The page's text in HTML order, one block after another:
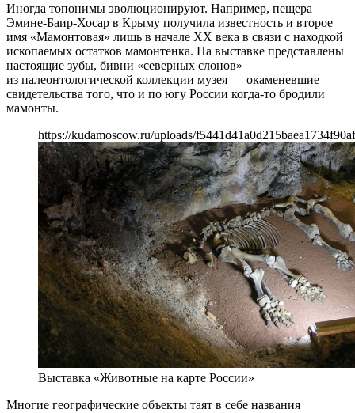
Иногда топонимы эволюционируют. Например, пещера
Эмине-Баир-Хосар в Крыму получила известность и второе
имя «Мамонтовая» лишь в начале XX века в связи с находкой
ископаемых остатков мамонтенка. На выставке представлены
настоящие зубы, бивни «северных слонов»
из палеонтологической коллекции музея — окаменевшие
свидетельства того, что и по югу России когда-то бродили
мамонты.
https://kudamoscow.ru/uploads/
Выставка «Животные на карте России»
Многие географические объекты таят в себе названия